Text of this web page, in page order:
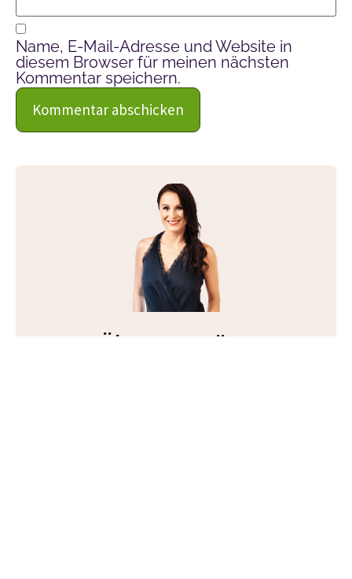
Name, E-Mail-Adresse und Website in
diesem Browser für meinen nächsten
Kommentar speichern.
Über Petra Fürst